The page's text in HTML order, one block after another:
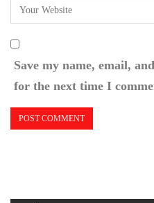
Save my name, email,
for the next time I